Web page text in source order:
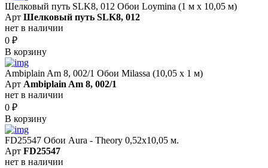
Шелковый путь SLK8, 012 Обои Loymina (1 м х 10,05 м)
Арт Шелковый путь SLK8, 012
нет в наличии
0 ₽
В корзину
Ambiplain Am 8, 002/1 Обои Milassa (10,05 х 1 м)
Арт Ambiplain Am 8, 002/1
нет в наличии
0 ₽
В корзину
FD25547 Обои Aura - Theory 0,52x10,05 м.
Арт FD25547
нет в наличии